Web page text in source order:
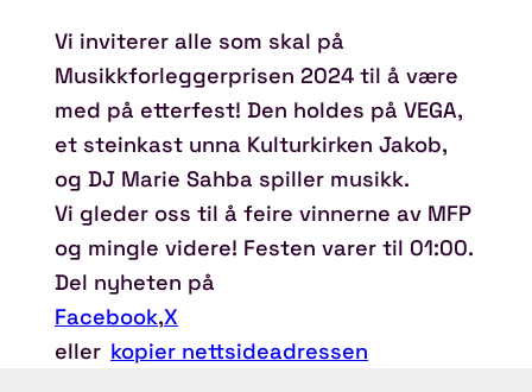
Vi inviterer alle som skal på
Musikkforleggerprisen 2024 til å være
med på etterfest! Den holdes på VEGA,
et steinkast unna Kulturkirken Jakob,
og DJ Marie Sahba spiller musikk.
Vi gleder oss til å feire vinnerne av MFP
og mingle videre! Festen varer til 01:00.
Del nyheten på
Facebook,X
eller kopier nettsideadressen